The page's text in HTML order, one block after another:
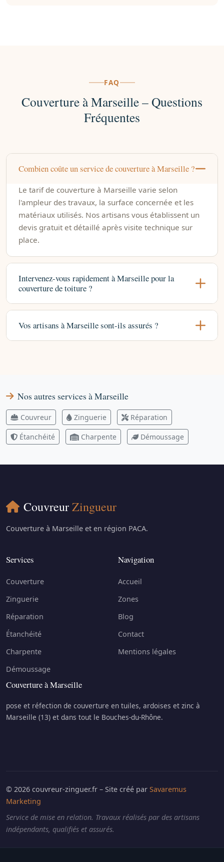
FAQ
Couverture à Marseille – Questions
Fréquentes
Combien coûte un service de couverture à Marseille ?
Le tarif de couverture à Marseille varie selon
l'ampleur des travaux, la surface concernée et les
matériaux utilisés. Nos artisans vous établissent un
devis gratuit et détaillé après visite technique sur
place.
Intervenez-vous rapidement à Marseille pour la
couverture de toiture ?
Vos artisans à Marseille sont-ils assurés ?
Nos autres services à Marseille
Couvreur Zinguerie Réparation
Étanchéité Charpente Démoussage
CouvreurZingueur
Couverture à Marseille et en région PACA.
Services
Couverture
Zinguerie
Réparation
Étanchéité
Charpente
Démoussage
Navigation
Accueil
Zones
Blog
Contact
Mentions légales
Couverture à Marseille
pose et réfection de couverture en tuiles, ardoises et zinc à
Marseille (13) et dans tout le Bouches-du-Rhône.
© 2026 couvreur-zinguer.fr – Site créé par Savaremus
Marketing
Service de mise en relation. Travaux réalisés par des artisans
indépendants, qualifiés et assurés.